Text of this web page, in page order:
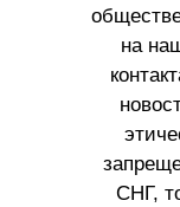
на
СНГ,